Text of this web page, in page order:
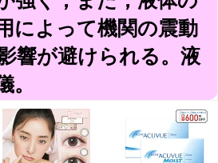
によって機関の震動
響が避けられる。液